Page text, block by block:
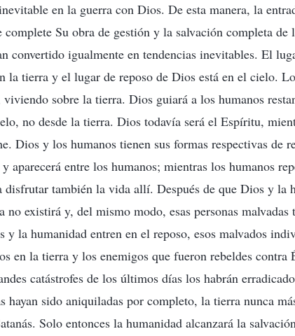
en la guerra con Dios. De esta manera, la
complete Su obra de gestión y la salvación completa
convertido igualmente en tendencias inevitables. El
la tierra y el lugar de reposo de Dios está en el cielo.
viviendo sobre la tierra. Dios guiará a los humanos
no desde la tierra. Dios todavía será el Espíritu,
Dios y los humanos tienen sus formas respectivas de
aparecerá entre los humanos; mientras los humanos
también la vida allí. Después de que Dios y la
no existirá y, del mismo modo, esas personas
y la humanidad entren en el reposo, esos malvados
en la tierra y los enemigos que fueron rebeldes contra
catástrofes de los últimos días los habrán
hayan sido aniquiladas por completo, la tierra nunca
Solo entonces la humanidad alcanzará la